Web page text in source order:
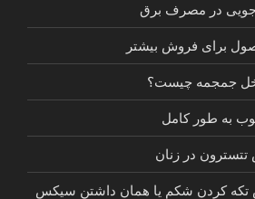
جویی در مصرف برق
برای فروش بیشتر
جمجمه چیست؟
به طور کامل
تتسترون در زنان
کردن شکم یا همان داشتن سیکس